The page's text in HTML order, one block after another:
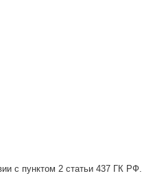
с пунктом 2 статьи 437 ГК РФ.